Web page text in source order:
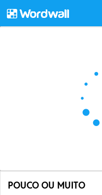
POUCO OU MUITO